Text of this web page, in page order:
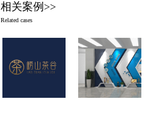
相关案例>>
Related cases